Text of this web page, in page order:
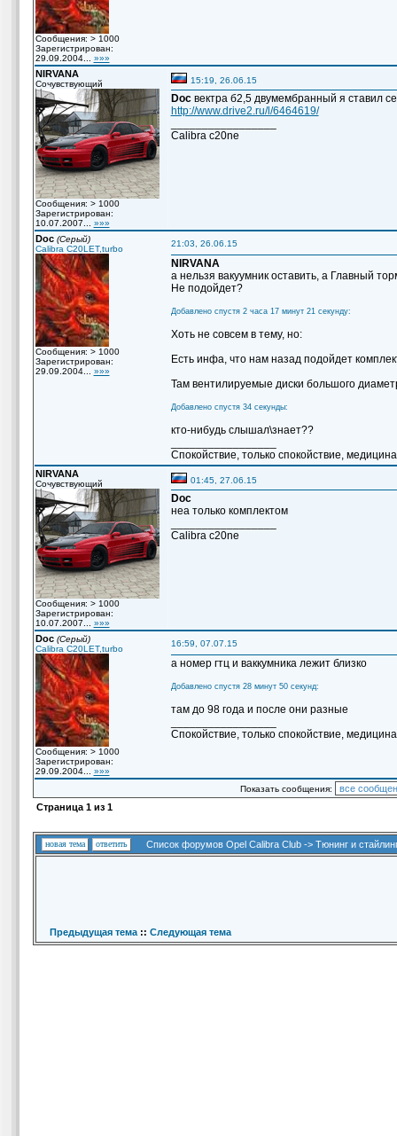
Сообщения: > 1000
Зарегистрирован:
29.09.2004... »»»
NIRVANA
Сочувствующий
Сообщения: > 1000
Зарегистрирован:
10.07.2007... »»»
15:19, 26.06.15
Docвектра б2,5 двумембранный я ставил
http://www.drive2.ru/l/6464619/
Сalibra c20ne
Doc (Серый)
Calibra C20LET,turbo
Сообщения: > 1000
Зарегистрирован:
29.09.2004... »»»
21:03, 26.06.15
NIRVANA
а нельзя вакуумник оставить, а Главный
Не подойдет?
Добавлено спустя 2 часа 17 минут 21 секунду:
Хоть не совсем в тему, но:
Есть инфа, что нам назад подойдет
Там вентилируемые диски большого
Добавлено спустя 34 секунды:
кто-нибудь слышал\знает??
Спокойствие, только спокойствие,
NIRVANA
Сочувствующий
Сообщения: > 1000
Зарегистрирован:
10.07.2007... »»»
01:45, 27.06.15
Doc
неа только комплектом
Сalibra c20ne
Doc (Серый)
Calibra C20LET,turbo
Сообщения: > 1000
Зарегистрирован:
29.09.2004... »»»
16:59, 07.07.15
а номер гтц и ваккумника лежит близко
Добавлено спустя 28 минут 50 секунд:
там до 98 года и после они разные
Спокойствие, только спокойствие,
Показать сообщения:
Страница 1из 1
новая тема ответить Список форумов Opel Calibra Club-> Тюнинг и
Предыдущая тема:: Следующая тема